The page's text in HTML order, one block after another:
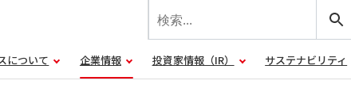
について 企業情報 投資家情報（IR） サステナビリティ